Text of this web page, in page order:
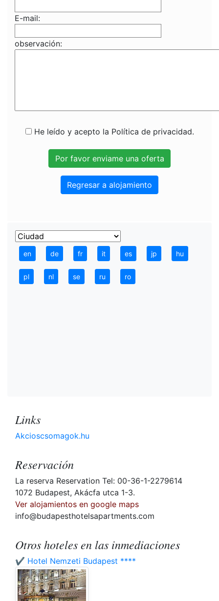
E-mail:
observación:
He leído y acepto la Política de privacidad.
Regresar a alojamiento
en de fr it es jp hu
pl nl se ru ro
Links
Akcioscsomagok.hu
Reservación
La reserva Reservation Tel: 00-36-1-2279614
1072 Budapest, Akácfa utca 1-3.
Ver alojamientos en google maps
info@budapesthotelsapartments.com
Otros hoteles en las inmediaciones
✔️ Hotel Nemzeti Budapest ****